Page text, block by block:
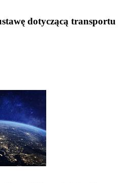
dotyczącą transportu